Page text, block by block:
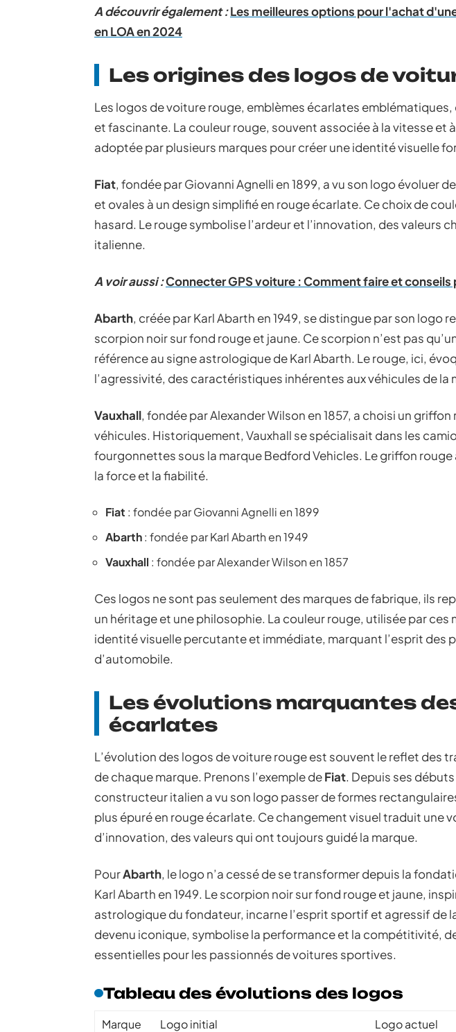
A découvrir également :Les meilleures options pour l'achat
en LOA en 2024
Les origines des logos de
Les logos de voiture rouge, emblèmes écarlates
et fascinante. La couleur rouge, souvent associée à la vitesse et
adoptée par plusieurs marques pour créer une identité visuelle
Fiat, fondée par Giovanni Agnelli en 1899, a vu son logo évoluer
et ovales à un design simplifié en rouge écarlate. Ce choix de
hasard. Le rouge symbolise l’ardeur et l’innovation, des valeurs
italienne.
A voir aussi :Connecter GPS voiture : Comment faire et conseils
Abarth, créée par Karl Abarth en 1949, se distingue par son logo
scorpion noir sur fond rouge et jaune. Ce scorpion n’est pas
référence au signe astrologique de Karl Abarth. Le rouge, ici,
l’agressivité, des caractéristiques inhérentes aux véhicules de la
Vauxhall, fondée par Alexander Wilson en 1857, a choisi un
véhicules. Historiquement, Vauxhall se spécialisait dans les
fourgonnettes sous la marque Bedford Vehicles. Le griffon
la force et la fiabilité.
Fiat : fondée par Giovanni Agnelli en 1899
Abarth: fondée par Karl Abarth en 1949
Vauxhall : fondée par Alexander Wilson en 1857
Ces logos ne sont pas seulement des marques de fabrique, ils
un héritage et une philosophie. La couleur rouge, utilisée par ces
identité visuelle percutante et immédiate, marquant l’esprit des
d’automobile.
Les évolutions marquantes
écarlates
L’évolution des logos de voiture rouge est souvent le reflet des
de chaque marque. Prenons l’exemple deFiat. Depuis ses débuts
constructeur italien a vu son logo passer de formes
plus épuré en rouge écarlate. Ce changement visuel traduit une
d’innovation, des valeurs qui ont toujours guidé la marque.
PourAbarth, le logo n’a cessé de se transformer depuis la
Karl Abarth en 1949. Le scorpion noir sur fond rouge et jaune,
astrologique du fondateur, incarne l’esprit sportif et agressif de
devenu iconique, symbolise la performance et la compétitivité,
essentielles pour les passionnés de voitures sportives.
Tableau des évolutions des logos
Marque Logo initial
Logo actuel